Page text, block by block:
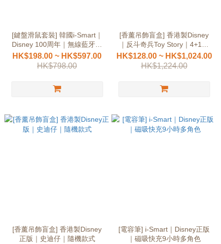
[鍵盤滑鼠套裝] 韓國i-Smart｜
Disney 100周年｜無線藍牙雙
模
HK$198.00 ~ HK$597.00
HK$798.00
[香薰吊飾盲盒] 香港製Disney
｜反斗奇兵Toy Story｜4+1隱
藏版正版授權
HK$128.00 ~ HK$1,024.00
HK$1,224.00
[香薰吊飾盲盒] 香港製Disney
正版｜史迪仔｜隨機款式
[電容筆] i-Smart｜Disney正版
｜磁吸快充9小時多角色